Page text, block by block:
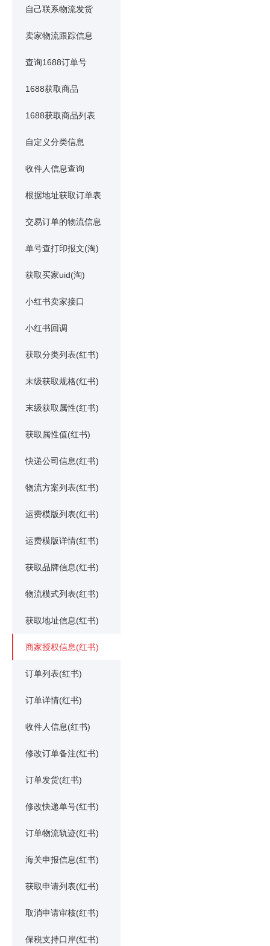
自己联系物流发货
卖家物流跟踪信息
查询1688订单号
1688获取商品
1688获取商品列表
自定义分类信息
收件人信息查询
根据地址获取订单表
交易订单的物流信息
单号查打印报文(淘)
获取买家uid(淘)
小红书卖家接口
小红书回调
获取分类列表(红书)
末级获取规格(红书)
末级获取属性(红书)
获取属性值(红书)
快递公司信息(红书)
物流方案列表(红书)
运费模版列表(红书)
运费模版详情(红书)
获取品牌信息(红书)
物流模式列表(红书)
获取地址信息(红书)
商家授权信息(红书)
订单列表(红书)
订单详情(红书)
收件人信息(红书)
修改订单备注(红书)
订单发货(红书)
修改快递单号(红书)
订单物流轨迹(红书)
海关申报信息(红书)
获取申请列表(红书)
取消申请审核(红书)
保税支持口岸(红书)